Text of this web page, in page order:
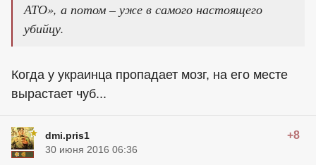
АТО», а потом – уже в самого настоящего
убийцу.
Когда у украинца пропадает мозг, на его месте
вырастает чуб...
dmi.pris1 +8
30 июня 2016 06:36